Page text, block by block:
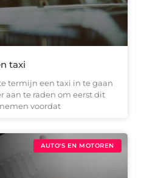
taxi
termijn een taxi in te gaan
aan te raden om eerst dit
voordat
AUTO'S EN MOTOREN